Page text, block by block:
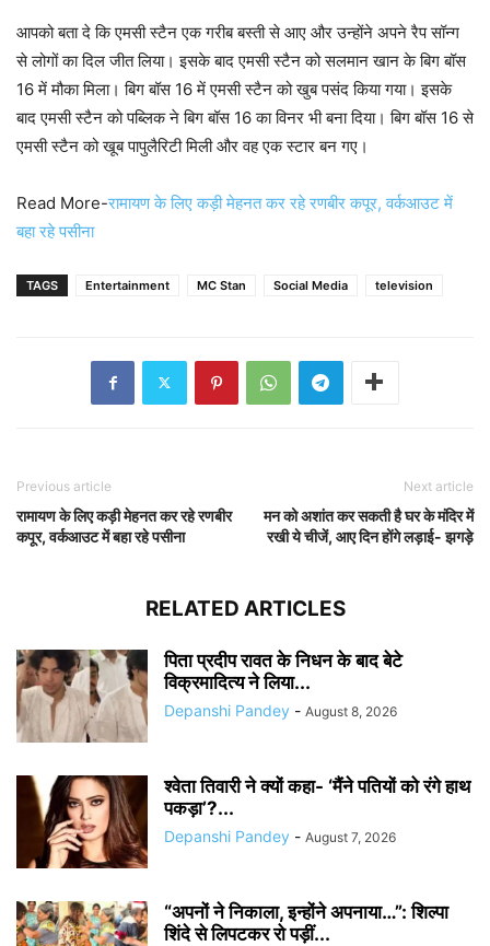
आपको बता दे कि एमसी स्टैन एक गरीब बस्ती से आए और उन्होंने अपने रैप सॉन्ग
से लोगों का दिल जीत लिया। इसके बाद एमसी स्टैन को सलमान खान के बिग बॉस
16 में मौका मिला। बिग बॉस 16 में एमसी स्टैन को खुब पसंद किया गया। इसके
बाद एमसी स्टैन को पब्लिक ने बिग बॉस 16 का विनर भी बना दिया। बिग बॉस 16 से
एमसी स्टैन को खूब पापुलैरिटी मिली और वह एक स्टार बन गए।
Read More-रामायण के लिए कड़ी मेहनत कर रहे रणबीर कपूर, वर्कआउट में
बहा रहे पसीना
TAGS Entertainment MC Stan Social Media television
Previous article
रामायण के लिए कड़ी मेहनत कर रहे रणबीर
कपूर, वर्कआउट में बहा रहे पसीना
Next article
मन को अशांत कर सकती है घर के मंदिर में
रखी ये चीजें, आए दिन होंगे लड़ाई- झगड़े
RELATED ARTICLES
पिता प्रदीप रावत के निधन के बाद बेटे
विक्रमादित्य ने लिया...
Depanshi Pandey - August 8, 2026
श्वेता तिवारी ने क्यों कहा- ‘मैंने पतियों को रंगे हाथ
पकड़ा’?...
Depanshi Pandey - August 7, 2026
“अपनों ने निकाला, इन्होंने अपनाया…”: शिल्पा
शिंदे से लिपटकर रो पड़ीं...